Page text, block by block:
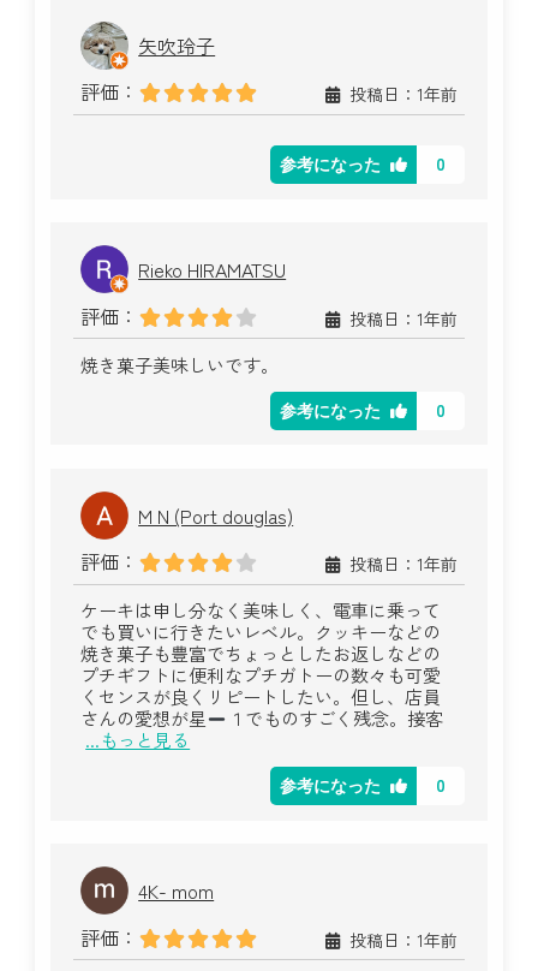
矢吹玲子
評価：
投稿日：1年前
参考になった 0
Rieko HIRAMATSU
評価：
投稿日：1年前
焼き菓子美味しいです。
参考になった 0
M N (Port douglas)
評価：
投稿日：1年前
ケーキは申し分なく美味しく、電車に乗って
でも買いに行きたいレベル。クッキーなどの
焼き菓子も豊富でちょっとしたお返しなどの
プチギフトに便利なプチガトーの数々も可愛
くセンスが良くリピートしたい。但し、店員
さんの愛想が星
１でものすごく残念。接客
...もっと見る
参考になった 0
4K- mom
評価：
投稿日：1年前